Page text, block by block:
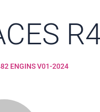
ENGINS V01-2024